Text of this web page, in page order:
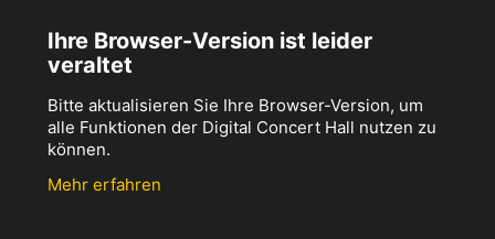
Ihre Browser-Version ist leider
veraltet
Bitte aktualisieren Sie Ihre Browser-Version, um
alle Funktionen der Digital Concert Hall nutzen zu
können.
Mehr erfahren